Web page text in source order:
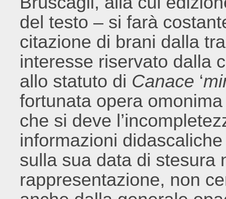
del testo – si farà
citazione di brani dalla
interesse riservato dalla
allo statuto di Canace ‘
fortunata opera
che si deve
informazioni
sulla sua data di stesura
rappresentazione, non